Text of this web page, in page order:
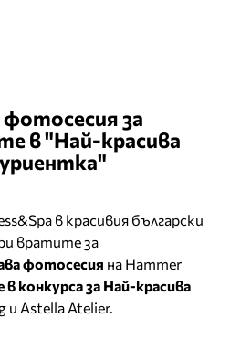
фотосесия за
в "Най-красива
в красивия български
вратите за
фотосесия на Hammer
конкурса за Най-красива
и Astella Atelier.